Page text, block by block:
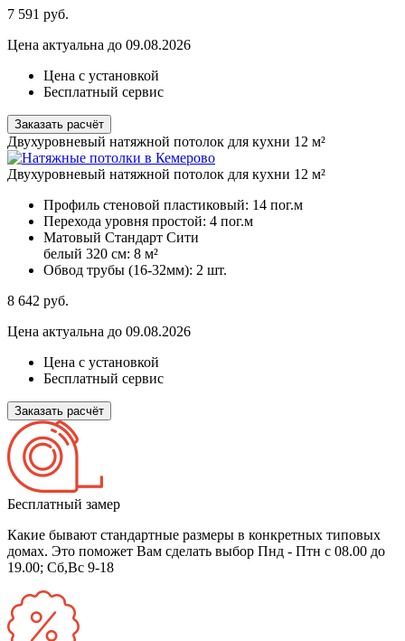
7 591 руб.
Цена актуальна до 09.08.2026
Цена с установкой
Бесплатный сервис
Заказать расчёт
Двухуровневый натяжной потолок для кухни 12 м²
Двухуровневый натяжной потолок для кухни 12 м²
Профиль стеновой пластиковый: 14 пог.м
Перехода уровня простой: 4 пог.м
Матовый Стандарт Сити
белый 320 см: 8 м²
Обвод трубы (16-32мм): 2 шт.
8 642 руб.
Цена актуальна до 09.08.2026
Цена с установкой
Бесплатный сервис
Заказать расчёт
Бесплатный замер
Какие бывают стандартные размеры в конкретных типовых
домах. Это поможет Вам сделать выбор Пнд - Птн с 08.00 до
19.00; Сб,Вс 9-18